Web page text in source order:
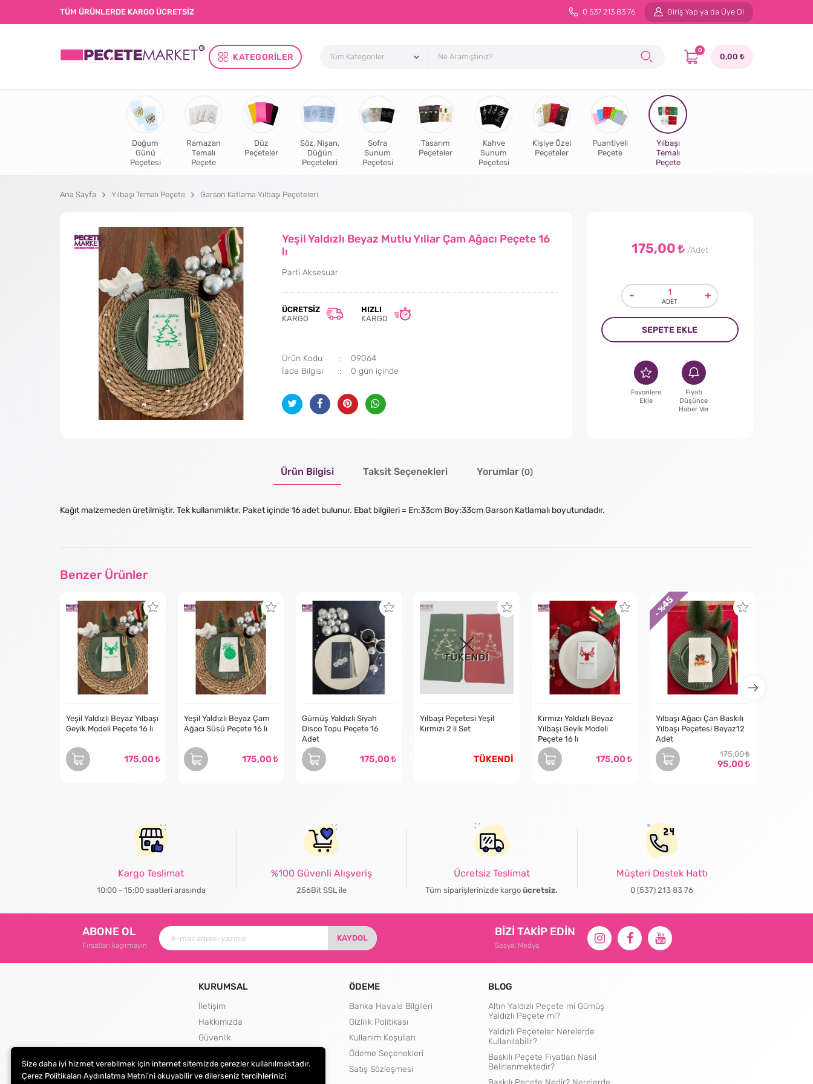
TÜM ÜRÜNLERDE KARGO ÜCRETSİZ 0 537 213 83 76 Giriş Yap ya da Üye Ol
KATEGORILER
0
0,00
Doğum
Günü
Peçetesi
Ramazan
Temalı
Peçete
Düz
Peçeteler
Söz, Nişan,
Düğün
Peçeteleri
Sofra
Sunum
Peçetesi
Tasarım
Peçeteler
Kahve
Sunum
Peçetesi
Kişiye Özel
Peçeteler
Puantiyeli
Peçete
Yılbaşı
Temalı
Peçete
Ana Sayfa Yılbaşı Temalı Peçete Garson Katlama Yılbaşı Peçeteleri
Yeşil Yaldızlı Beyaz Mutlu Yıllar Çam Ağacı Peçete 16
lı
Parti Aksesuar
ÜCRETSIZ
KARGO
HIZLI
KARGO
Ürün Kodu
09064
İade Bilgisi
175,00
- +
SEPETE EKLE
Favorilere
Ekle
Fiyatı
Düşünce
Haber Ver
Ürün Bilgisi Taksit Seçenekleri Yorumlar (0)
Kağıt malzemeden üretilmiştir. Tek kullanımlıktır. Paket içinde 16 adet bulunur. Ebat bilgileri = En:33cm Boy:33cm Garson Katlamalı boyutundadır.
Benzer Ürünler
Yeşil Yaldızlı Beyaz Yılbaşı
Geyik Modeli Peçete 16 lı
175,00
Yeşil Yaldızlı Beyaz Çam
Ağacı Süsü Peçete 16 lı
175,00
Gümüş Yaldızlı Siyah
Disco Topu Peçete 16
Adet
175,00
TÜKENDİ
Yılbaşı Peçetesi Yeşil
Kırmızı 2 li Set
TÜKENDİ
Kırmızı Yaldızlı Beyaz
Yılbaşı Geyik Modeli
Peçete 16 lı
175,00
Yılbaşı Ağacı Çan Baskılı
Yılbaşı Peçetesi Beyaz12
Adet
175,00
95,00
- %
45
Kargo Teslimat
10:00 - 15:00 saatleri arasında
%100 Güvenli Alışveriş
256Bit SSL ile
Ücretsiz Teslimat
Tüm siparişlerinizde kargoücretsiz.
Müşteri Destek Hattı
0 (537) 213 83 76
ABONE OL
Fırsatları kaçırmayın
KAYDOL
BİZİ TAKİP EDİN
Sosyal Medya
KURUMSAL
İletişim
Hakkımızda
Güvenlik
Kargo Seçenekleri
ÖDEME
Banka Havale Bilgileri
Gizlilik Politikası
Kullanım Koşulları
Ödeme Seçenekleri
Satış Sözleşmesi
BLOG
Altın Yaldızlı Peçete mi Gümüş
Yaldızlı Peçete mi?
Yaldızlı Peçeteler Nerelerde
Kullanılabilir?
Baskılı Peçete Fiyatları Nasıl
Belirlenmektedir?
Size daha iyi hizmet verebilmek için internet sitemizde çerezler kullanılmaktadır.
Çerez Politikaları Aydınlatma Metni’ni okuyabilir ve dilerseniz tercihlerinizi